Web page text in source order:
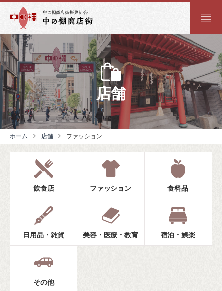
店舗
ホーム 店舗 ファッション
飲食店 ファッション 食料品
日用品・雑貨 美容・医療・教育 宿泊・娯楽
その他